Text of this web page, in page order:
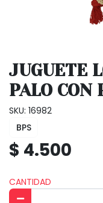
JUGUETE
PALO CON
SKU: 16982
BPS
$ 4.500
CANTIDAD